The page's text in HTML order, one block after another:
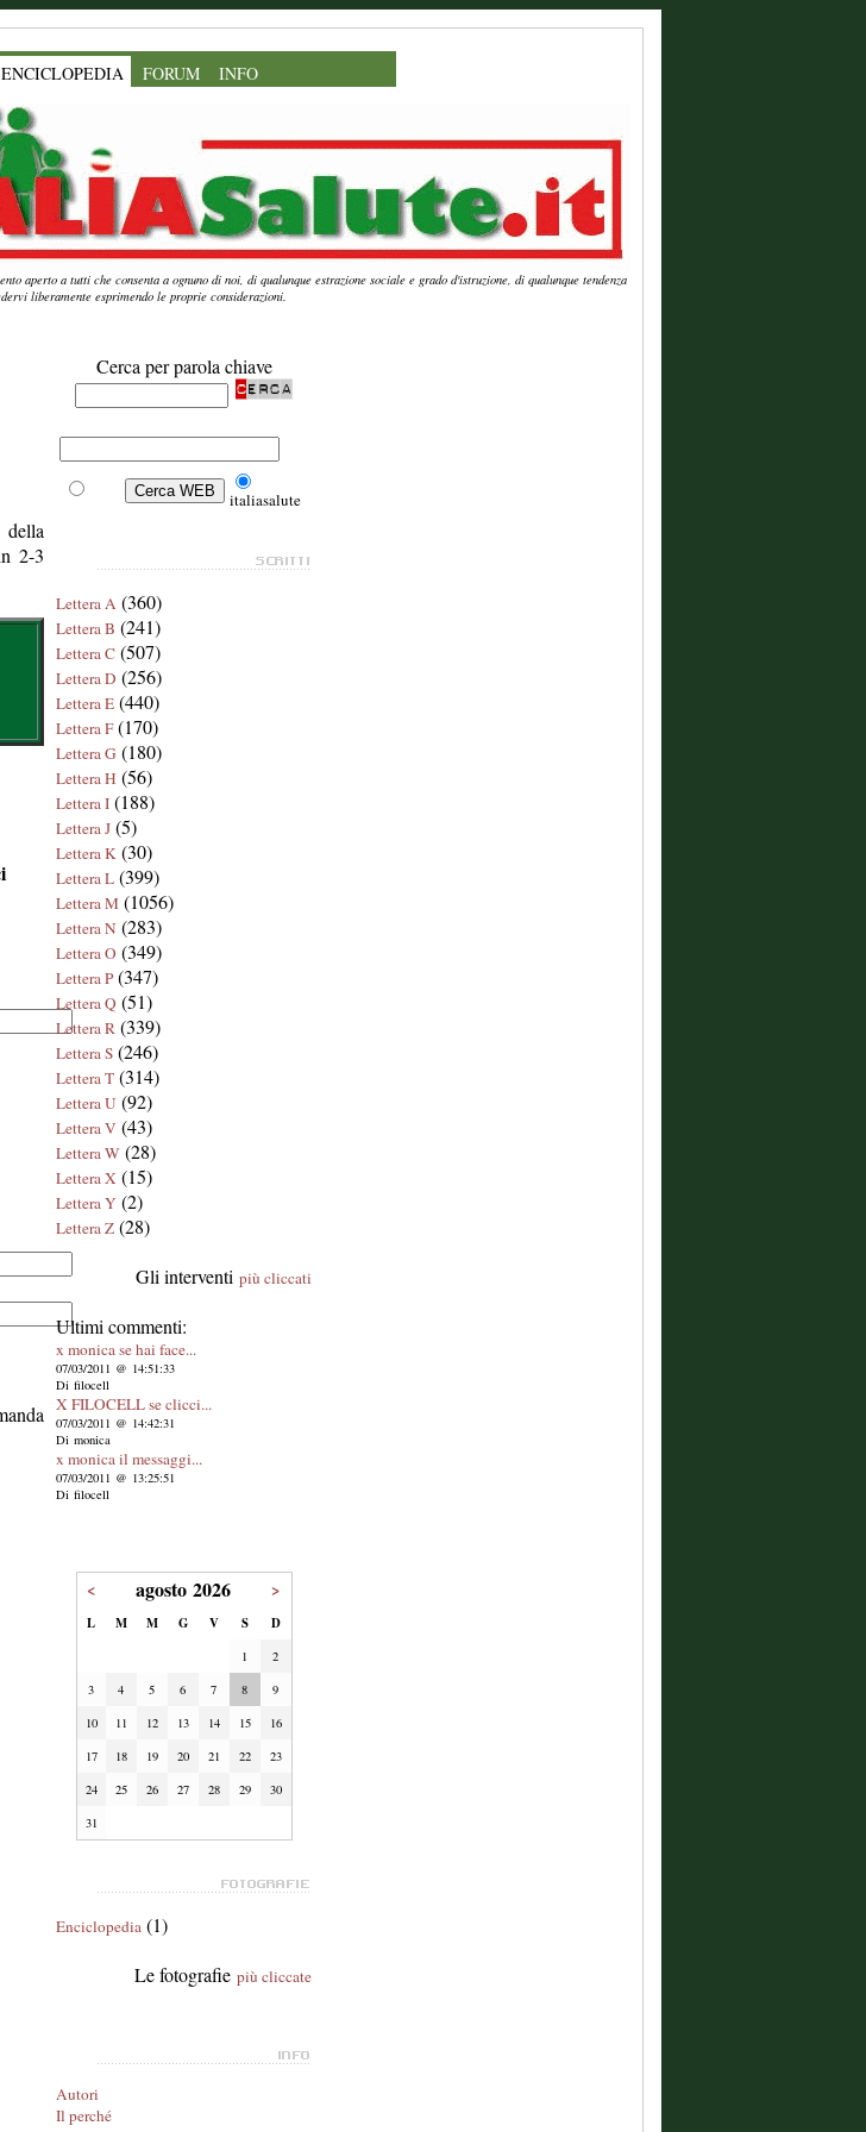
ENCICLOPEDIA FORUM INFO
aperto a tutti che consenta a ognuno di noi, di qualunque estrazione sociale e grado d'istruzione, di qualunque tendenza
liberamente esprimendo le proprie considerazioni.
2-3
Cerca per parola chiave
italiasalute
Lettera A (360)
Lettera B (241)
Lettera C (507)
Lettera D (256)
Lettera E (440)
Lettera F(170)
Lettera G (180)
Lettera H (56)
Lettera I (188)
Lettera J (5)
Lettera K (30)
Lettera L (399)
Lettera M (1056)
Lettera N (283)
Lettera O (349)
Lettera P(347)
Lettera Q (51)
Lettera R (339)
Lettera S (246)
Lettera T (314)
Lettera U (92)
Lettera V (43)
Lettera W (28)
Lettera X (15)
Lettera Y (2)
Lettera Z (28)
Gli interventi più cliccati
Ultimi commenti:
x monica se hai face...
07/03/2011 @ 14:51:33
Di filocell
X FILOCELL se clicci...
07/03/2011 @ 14:42:31
Di monica
x monica il messaggi...
07/03/2011 @ 13:25:51
Di filocell
< agosto 2026 >
L M M G V S D
1
2
3
4 5 6 7 8
9
10
11 12 13 14 15
16
17
18 19 20 21 22
23
24
25 26 27 28 29
30
31
Enciclopedia (1)
Le fotografie più cliccate
Autori
Il perché